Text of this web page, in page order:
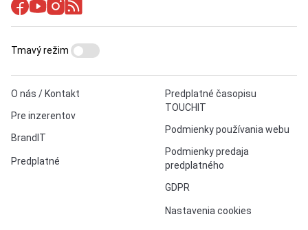
O nás / Kontakt
Pre inzerentov
BrandIT
Predplatné
Predplatné časopisu
TOUCHIT
Podmienky používania webu
Podmienky predaja
predplatného
GDPR
Nastavenia cookies
Tmavý režim